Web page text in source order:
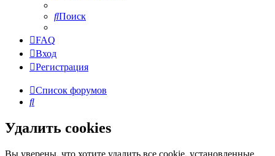
Поиск
FAQ
Вход
Регистрация
Список форумов
Поиск
Удалить cookies